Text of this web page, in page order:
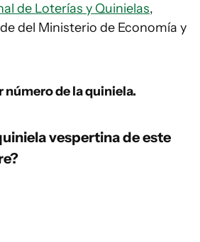
de Loterías y Quinielas,
del Ministerio de Economía y
número de la quiniela.
vespertina de este